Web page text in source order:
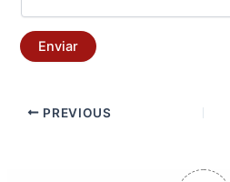
Enviar
PREVIOUS